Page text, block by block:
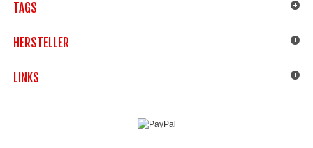
TAGS
HERSTELLER
LINKS